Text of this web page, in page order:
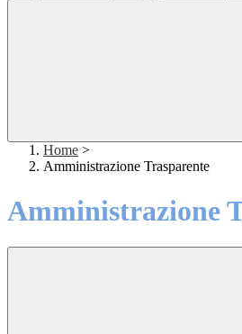
Home >
Amministrazione Trasparente
Amministrazione